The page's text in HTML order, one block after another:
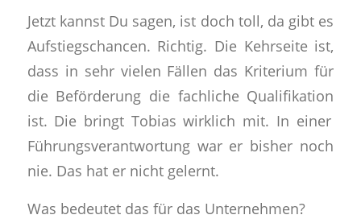
Jetzt kannst Du sagen, ist doch toll, da gibt es
Aufstiegschancen. Richtig. Die Kehrseite ist,
dass in sehr vielen Fällen das Kriterium für
die Beförderung die fachliche Qualifikation
ist. Die bringt Tobias wirklich mit. In einer
Führungsverantwortung war er bisher noch
nie. Das hat er nicht gelernt.
Was bedeutet das für das Unternehmen?